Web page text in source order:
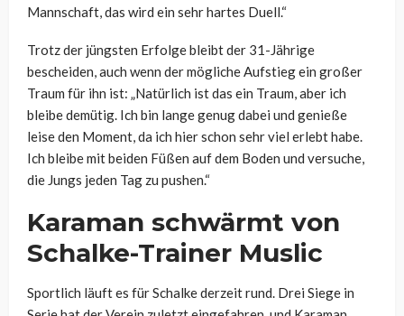
Mannschaft, das wird ein sehr hartes Duell.“
Trotz der jüngsten Erfolge bleibt der 31-Jährige
bescheiden, auch wenn der mögliche Aufstieg ein großer
Traum für ihn ist: „Natürlich ist das ein Traum, aber ich
bleibe demütig. Ich bin lange genug dabei und genieße
leise den Moment, da ich hier schon sehr viel erlebt habe.
Ich bleibe mit beiden Füßen auf dem Boden und versuche,
die Jungs jeden Tag zu pushen.“
Karaman schwärmt von
Schalke-Trainer Muslic
Sportlich läuft es für Schalke derzeit rund. Drei Siege in